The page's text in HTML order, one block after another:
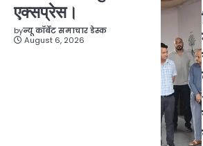
एक्सप्रेस।
byन्यू कॉर्बेट समाचार डेस्क
August 6, 2026